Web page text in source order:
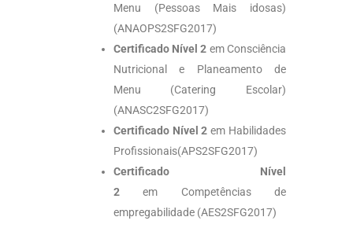
Menu (Pessoas Mais idosas)
(ANAOPS2SFG2017)
Certificado Nível 2 em Consciência
Nutricional e Planeamento de
Menu (Catering Escolar)
(ANASC2SFG2017)
Certificado Nível 2 em Habilidades
Profissionais(APS2SFG2017)
Certificado Nível
2em Competências de
empregabilidade (AES2SFG2017)